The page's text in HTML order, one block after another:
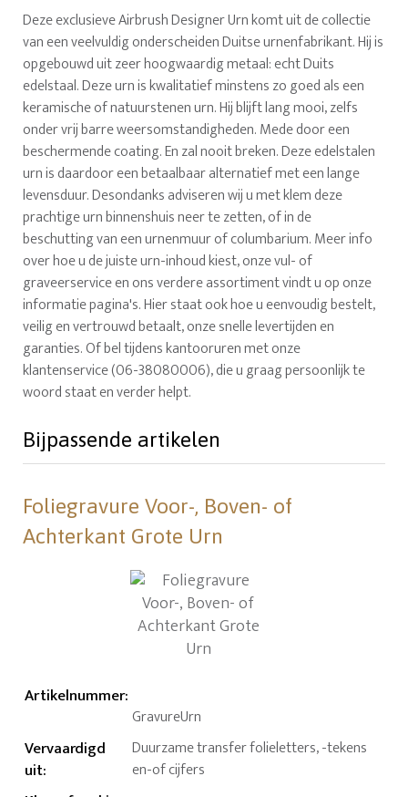
Deze exclusieve Airbrush Designer Urn komt uit de collectie
van een veelvuldig onderscheiden Duitse urnenfabrikant. Hij is
opgebouwd uit zeer hoogwaardig metaal: echt Duits
edelstaal. Deze urn is kwalitatief minstens zo goed als een
keramische of natuurstenen urn. Hij blijft lang mooi, zelfs
onder vrij barre weersomstandigheden. Mede door een
beschermende coating. En zal nooit breken. Deze edelstalen
urn is daardoor een betaalbaar alternatief met een lange
levensduur. Desondanks adviseren wij u met klem deze
prachtige urn binnenshuis neer te zetten, of in de
beschutting van een urnenmuur of columbarium. Meer info
over hoe u de juiste urn-inhoud kiest, onze vul- of
graveerservice en ons verdere assortiment vindt u op onze
informatie pagina's. Hier staat ook hoe u eenvoudig bestelt,
veilig en vertrouwd betaalt, onze snelle levertijden en
garanties. Of bel tijdens kantooruren met onze
klantenservice (06-38080006), die u graag persoonlijk te
woord staat en verder helpt.
Bijpassende artikelen
Foliegravure Voor-, Boven- of
Achterkant Grote Urn
Artikelnummer:
GravureUrn
Vervaardigd
uit:
Duurzame transfer folieletters, -tekens
en-of cijfers